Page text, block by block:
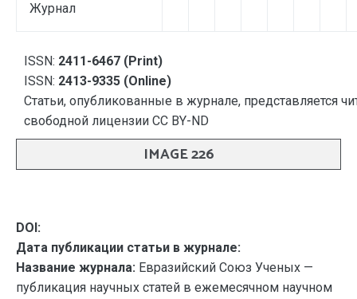
Журнал
ISSN: 2411-6467 (Print)
ISSN: 2413-9335 (Online)
Статьи, опубликованные в журнале, представляется
свободной лицензии CC BY-ND
IMAGE 226
DOI:
Дата публикации статьи в журнале:
Название журнала: Евразийский Союз Ученых —
публикация научных статей в ежемесячном научном